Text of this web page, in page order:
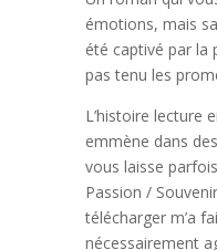
émotions, mais
été captivé par la
pas tenu les
L’histoire lecture
emmène dans
vous laisse
Passion /
télécharger m’a
nécessairement